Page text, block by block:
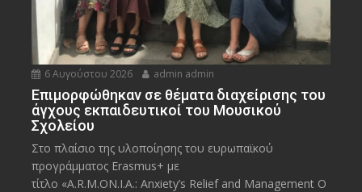
6 Αυγούστου 2026 admin admin
Eπιμορφώθηκαν σε θέματα διαχείρισης του
άγχους εκπαιδευτικοί του Μουσικού
Σχολείου
Στο πλαίσιο της υλοποίησης του ευρωπαϊκού
προγράμματος Erasmus+ με
τίτλο «A.R.M.ON.I.A.: Anxiety’s Relief and Management O